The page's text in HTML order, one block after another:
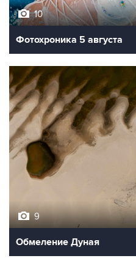
10
Фотохроника 5 августа
9
Обмеление Дуная